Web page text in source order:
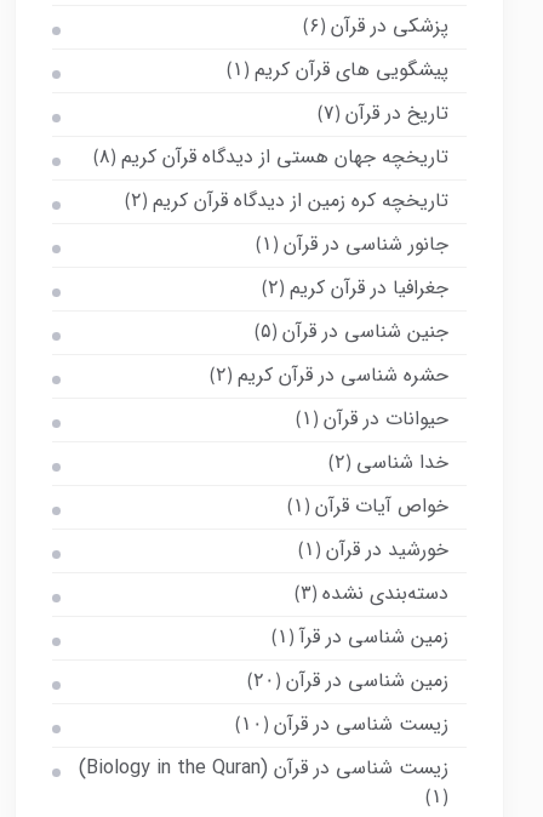
پزشکی در قرآن (۶)
پیشگویی های قرآن کریم (۱)
تاریخ در قرآن (۷)
تاریخچه جهان هستی از دیدگاه قرآن کریم (۸)
تاریخچه کره زمین از دیدگاه قرآن کریم (۲)
جانور شناسی در قرآن (۱)
جغرافیا در قرآن کریم (۲)
جنین شناسی در قرآن (۵)
حشره شناسی در قرآن کریم (۲)
حیوانات در قرآن (۱)
خدا شناسی (۲)
خواص آیات قرآن (۱)
خورشید در قرآن (۱)
دسته‌بندی نشده (۳)
زمین شناسی در قرآ (۱)
زمین شناسی در قرآن (۲۰)
زیست شناسی در قرآن (۱۰)
زیست شناسی در قرآن (Biology in the Quran)
(۱)